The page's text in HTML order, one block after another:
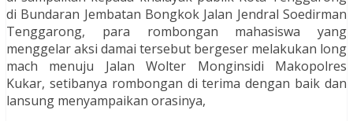
di Bundaran Jembatan Bongkok Jalan Jendral Soedirman
Tenggarong, para rombongan mahasiswa yang
menggelar aksi damai tersebut bergeser melakukan long
mach menuju Jalan Wolter Monginsidi Makopolres
Kukar, setibanya rombongan di terima dengan baik dan
lansung menyampaikan orasinya,